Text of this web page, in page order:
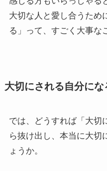
大切な人と愛し合うため
る」って、すごく大事な
大切にされる自分に
では、どうすれば「大切
ら抜け出し、本当に大切
ょうか。